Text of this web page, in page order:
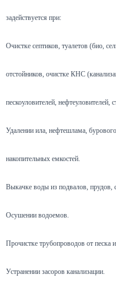
задействуется при:
Очистке септиков, туалетов (био,
отстойников, очистке КНС
пескоуловителей,
Удалении ила, нефтешлама,
накопительных емкостей.
Выкачке воды из подвалов, прудов,
Осушении водоемов.
Прочистке трубопроводов от песка
Устранении засоров канализации.